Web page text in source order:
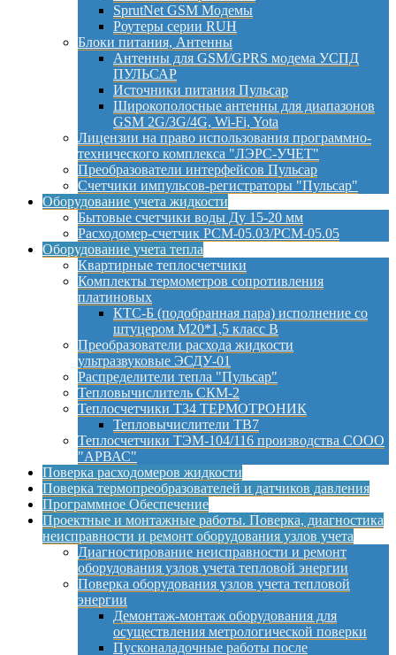
SprutNet GSM Модемы
Роутеры серии RUH
Блоки питания, Антенны
Антенны для GSM/GPRS модема УСПД
ПУЛЬСАР
Источники питания Пульсар
Широкополосные антенны для диапазонов
GSM 2G/3G/4G, Wi-Fi, Yota
Лицензии на право использования программно-
технического комплекса "ЛЭРС-УЧЕТ"
Преобразователи интерфейсов Пульсар
Счетчики импульсов-регистраторы "Пульсар"
Оборудование учета жидкости
Бытовые счетчики воды Ду 15-20 мм
Расходомер-счетчик РСМ-05.03/РСМ-05.05
Оборудование учета тепла
Квартирные теплосчетчики
Комплекты термометров сопротивления
платиновых
КТС-Б (подобранная пара) исполнение со
штуцером М20*1,5 класс B
Преобразователи расхода жидкости
ультразвуковые ЭСДУ-01
Распределители тепла "Пульсар"
Тепловычислитель СКМ-2
Теплосчетчики Т34 ТЕРМОТРОНИК
Тепловычислители ТВ7
Теплосчетчики ТЭМ-104/116 производства СООО
"АРВАС"
Поверка расходомеров жидкости
Поверка термопреобразователей и датчиков давления
Программное Обеспечение
Проектные и монтажные работы. Поверка, диагностика
неисправности и ремонт оборудования узлов учета
Диагностирование неисправности и ремонт
оборудования узлов учета тепловой энергии
Поверка оборудования узлов учета тепловой
энергии
Демонтаж-монтаж оборудования для
осуществления метрологической поверки
Пусконаладочные работы после